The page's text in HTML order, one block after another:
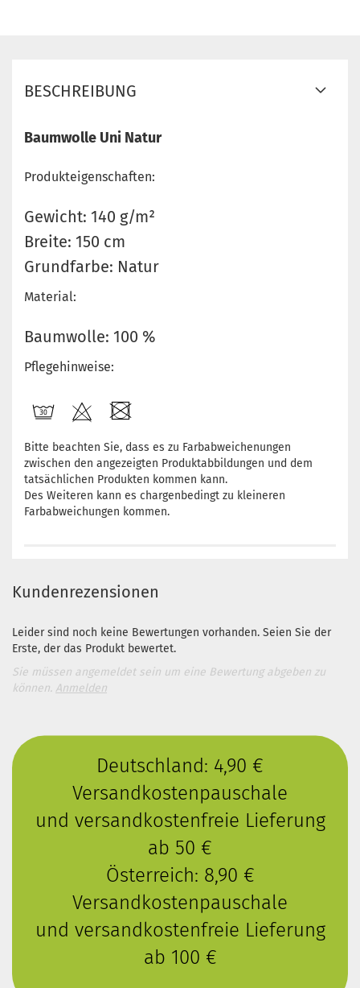
BESCHREIBUNG
Baumwolle Uni Natur
Produkteigenschaften:
Gewicht: 140 g/m²
Breite: 150 cm
Grundfarbe: Natur
Material:
Baumwolle: 100 %
Pflegehinweise:
Bitte beachten Sie, dass es zu Farbabweichenungen
zwischen den angezeigten Produktabbildungen und dem
tatsächlichen Produkten kommen kann.
Des Weiteren kann es chargenbedingt zu kleineren
Farbabweichungen kommen.
Kundenrezensionen
Leider sind noch keine Bewertungen vorhanden. Seien Sie der
Erste, der das Produkt bewertet.
Sie müssen angemeldet sein um eine Bewertung abgeben zu
können. Anmelden
Deutschland: 4,90 €
Versandkostenpauschale
und versandkostenfreie Lieferung
ab 50 €
Österreich: 8,90 €
Versandkostenpauschale
und versandkostenfreie Lieferung
ab 100 €